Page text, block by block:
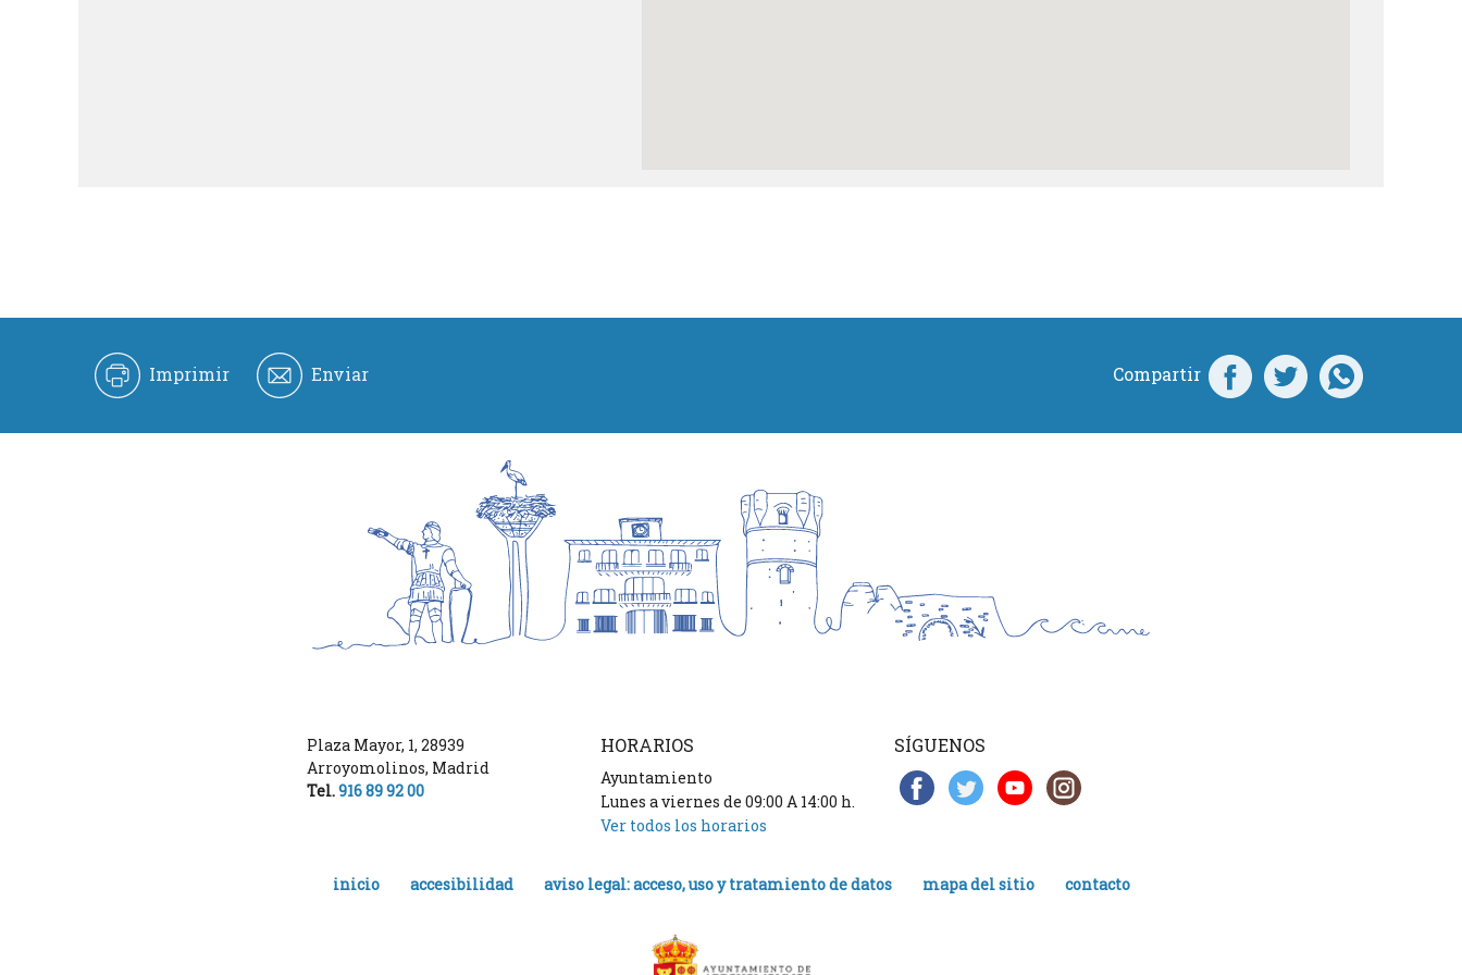
Imprimir Enviar Compartir
Plaza Mayor, 1, 28939
Arroyomolinos, Madrid
Tel.916 89 92 00
HORARIOS
Ayuntamiento
Lunes a viernes de 09:00 A 14:00 h.
Ver todos los horarios
SÍGUENOS
inicio accesibilidad aviso legal: acceso, uso y tratamiento de datos mapa del sitio contacto